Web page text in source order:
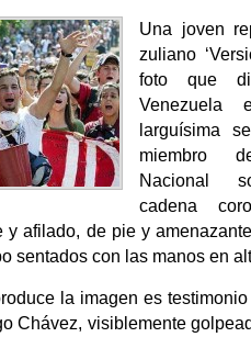
Una joven
zuliano
foto que
larguísima
miembro
Nacional
cadena
afilado, de pie y
sentados con las manos en
la imagen es
Chávez, visiblemente